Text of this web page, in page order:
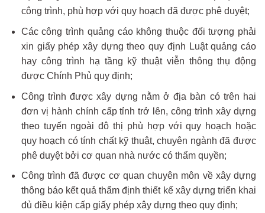
công trình, phù hợp với quy hoạch đã được phê duyệt;
Các công trình quảng cáo không thuộc đối tượng phải
xin giấy phép xây dựng theo quy định Luật quảng cáo
hay công trình hạ tầng kỹ thuật viễn thông thụ động
được Chính Phủ quy định;
Công trình được xây dựng nằm ở địa bàn có trên hai
đơn vị hành chính cấp tỉnh trở lên, công trình xây dựng
theo tuyến ngoài đô thị phù hợp với quy hoạch hoặc
quy hoạch có tính chất kỹ thuật, chuyên ngành đã được
phê duyệt bởi cơ quan nhà nước có thẩm quyền;
Công trình đã được cơ quan chuyên môn về xây dựng
thông báo kết quả thẩm định thiết kế xây dựng triển khai
đủ điều kiện cấp giấy phép xây dựng theo quy định;